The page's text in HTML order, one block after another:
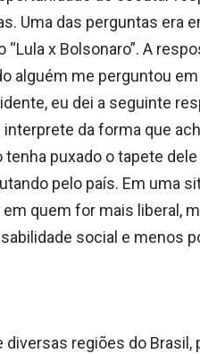
Uma das perguntas era
x Bolsonaro”. A
alguém me perguntou
eu dei a seguinte
da forma que
puxado o tapete dele
pelo país. Em uma
quem for mais liberal,
social e menos
regiões do Brasil,